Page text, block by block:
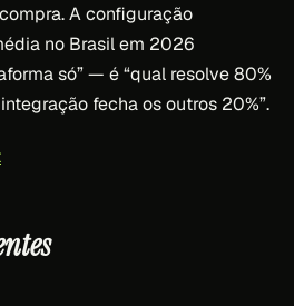
A configuração
no Brasil em 2026
só” — é “qual resolve 80%
fecha os outros 20%”.